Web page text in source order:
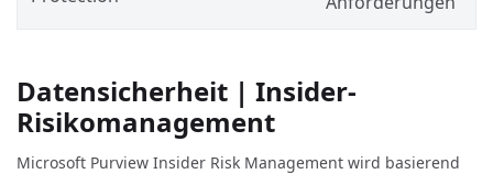
Datensicherheit | Insider-
Risikomanagement
Microsoft Purview Insider Risk Management wird basierend